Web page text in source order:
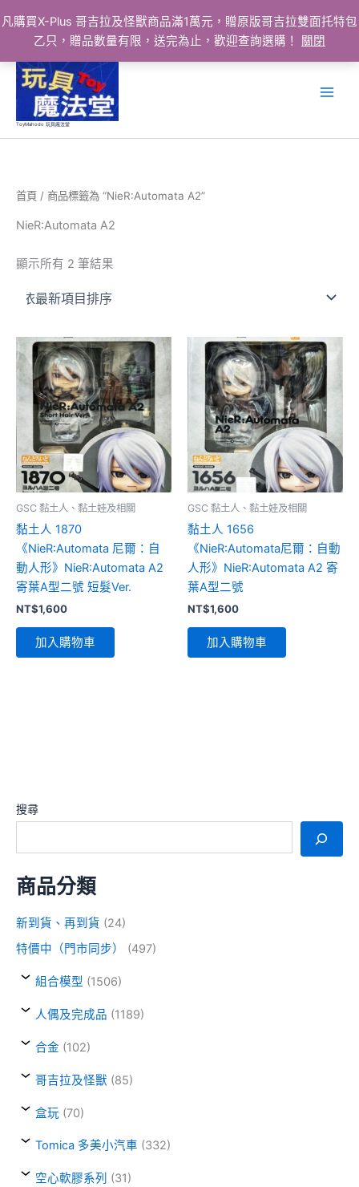
凡購買X-Plus 哥吉拉及怪獸商品滿1萬元，贈原版哥吉拉雙面托特包
乙只，贈品數量有限，送完為止，歡迎查詢選購！
關閉
ToyMahodo 玩具魔法堂
搜尋
商品分類
新到貨、再到貨 (24)
特價中（門市同步）
(497)
組合模型 (1506)
人偶及完成品 (1189)
合金 (102)
哥吉拉及怪獸 (85)
盒玩 (70)
Tomica 多美小汽車 (332)
空心軟膠系列 (31)
首頁 / 商品標籤為 “NieR:Automata A2”
NieR:Automata A2
顯示所有 2 筆結果
GSC 黏土人、黏土娃及相關
黏土人 1870
《NieR:Automata 尼爾：自
動人形》NieR:Automata A2
寄葉A型二號 短髮Ver.
NT$1,600
加入購物車
GSC 黏土人、黏土娃及相關
黏土人 1656
《NieR:Automata尼爾：自動
人形》NieR:Automata A2 寄
葉A型二號
NT$1,600
加入購物車